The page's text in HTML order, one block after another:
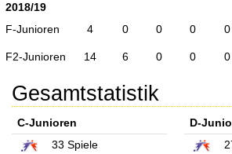
2018/19
F-Junioren
4 0 0 0 0
F2-Junioren 14 6 0 0 0
Gesamtstatistik
C-Junioren
33 Spiele
D-